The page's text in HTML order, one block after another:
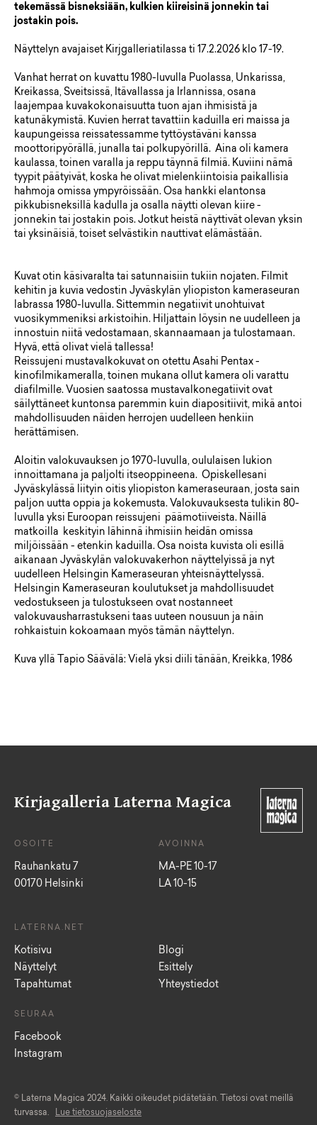
tekemässä bisneksiään, kulkien kiireisinä jonnekin tai
jostakin pois.
Näyttelyn avajaiset Kirjgalleriatilassa ti 17.2.2026 klo 17-19.
Vanhat herrat on kuvattu 1980-luvulla Puolassa, Unkarissa,
Kreikassa, Sveitsissä, Itävallassa ja Irlannissa, osana
laajempaa kuvakokonaisuutta tuon ajan ihmisistä ja
katunäkymistä. Kuvien herrat tavattiin kaduilla eri maissa ja
kaupungeissa reissatessamme tyttöystäväni kanssa
moottoripyörällä, junalla tai polkupyörillä. Aina oli kamera
kaulassa, toinen varalla ja reppu täynnä filmiä. Kuviini nämä
tyypit päätyivät, koska he olivat mielenkiintoisia paikallisia
hahmoja omissa ympyröissään. Osa hankki elantonsa
pikkubisneksillä kadulla ja osalla näytti olevan kiire -
jonnekin tai jostakin pois. Jotkut heistä näyttivät olevan yksin
tai yksinäisiä, toiset selvästikin nauttivat elämästään.
Kuvat otin käsivaralta tai satunnaisiin tukiin nojaten. Filmit
kehitin ja kuvia vedostin Jyväskylän yliopiston kameraseuran
labrassa 1980-luvulla. Sittemmin negatiivit unohtuivat
vuosikymmeniksi arkistoihin. Hiljattain löysin ne uudelleen ja
innostuin niitä vedostamaan, skannaamaan ja tulostamaan.
Hyvä, että olivat vielä tallessa!
Reissujeni mustavalkokuvat on otettu Asahi Pentax -
kinofilmikameralla, toinen mukana ollut kamera oli varattu
diafilmille. Vuosien saatossa mustavalkonegatiivit ovat
säilyttäneet kuntonsa paremmin kuin diapositiivit, mikä antoi
mahdollisuuden näiden herrojen uudelleen henkiin
herättämisen.
Aloitin valokuvauksen jo 1970-luvulla, oululaisen lukion
innoittamana ja paljolti itseoppineena. Opiskellesani
Jyväskylässä liityin oitis yliopiston kameraseuraan, josta sain
paljon uutta oppia ja kokemusta. Valokuvauksesta tulikin 80-
luvulla yksi Euroopan reissujeni päämotiiveista. Näillä
matkoilla keskityin lähinnä ihmisiin heidän omissa
miljöissään - etenkin kaduilla. Osa noista kuvista oli esillä
aikanaan Jyväskylän valokuvakerhon näyttelyissä ja nyt
uudelleen Helsingin Kameraseuran yhteisnäyttelyssä.
Helsingin Kameraseuran koulutukset ja mahdollisuudet
vedostukseen ja tulostukseen ovat nostanneet
valokuvausharrastukseni taas uuteen nousuun ja näin
rohkaistuin kokoamaan myös tämän näyttelyn.
Kuva yllä Tapio Säävälä: Vielä yksi diili tänään, Kreikka, 1986
Kirjagalleria Laterna Magica
OSOITE
Rauhankatu 7
00170 Helsinki
AVOINNA
MA-PE 10-17
LA 10-15
LATERNA.NET
Kotisivu
Näyttelyt
Tapahtumat
Blogi
Esittely
Yhteystiedot
SEURAA
Facebook
Instagram
© Laterna Magica 2024. Kaikki oikeudet pidätetään. Tietosi ovat meillä
turvassa.
Lue tietosuojaseloste